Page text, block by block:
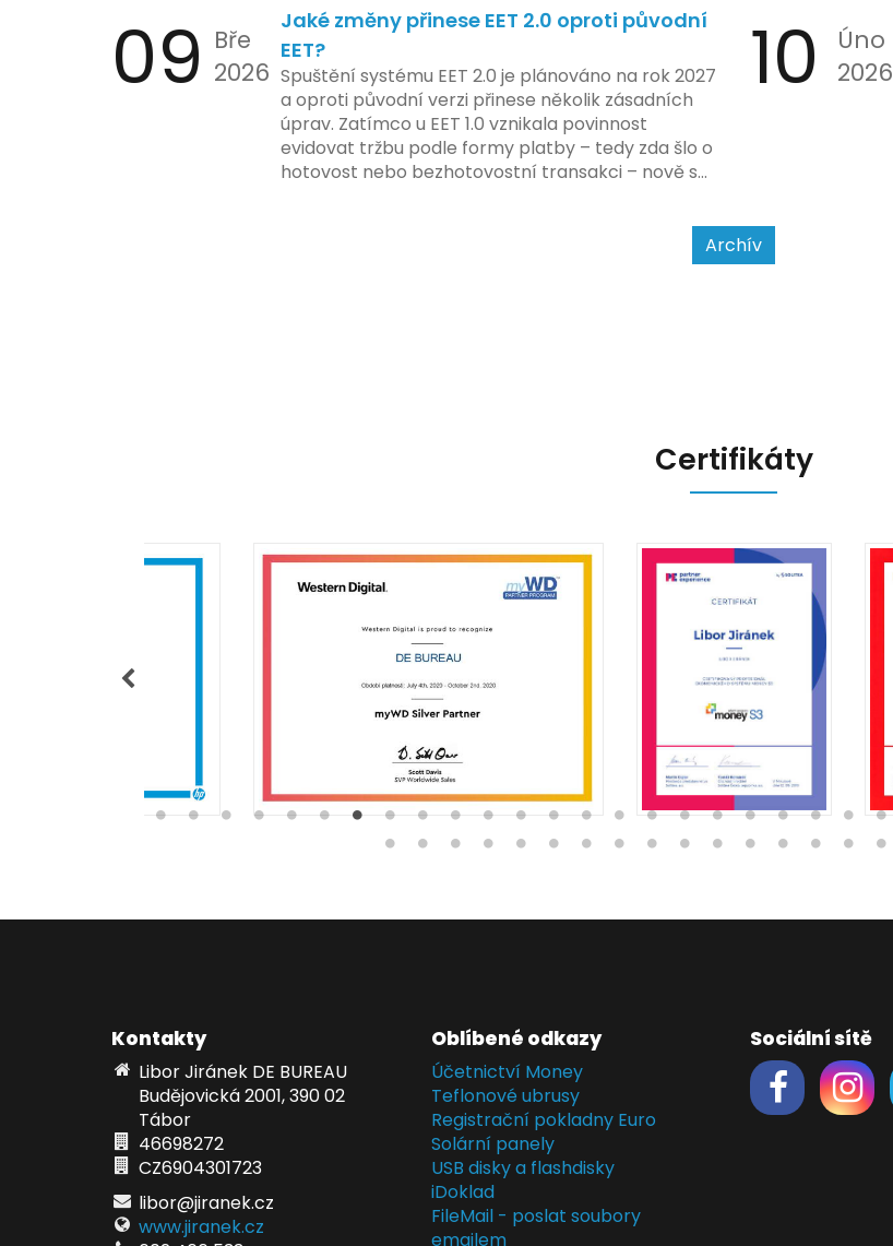
stávající majitele domén při aktualizaci jejich údajů.
09 Bře
2026
Jaké změny přinese EET 2.0 oproti původní
EET?
Spuštění systému EET 2.0 je plánováno na rok 2027
a oproti původní verzi přinese několik zásadních
úprav. Zatímco u EET 1.0 vznikala povinnost
evidovat tržbu podle formy platby – tedy zda šlo o
hotovost nebo bezhotovostní transakci – nově se
10
Úno
2026
Archív
Certifikáty
Kontakty
Libor Jiránek DE BUREAU
Budějovická 2001, 390 02
Tábor
46698272
CZ6904301723
libor@jiranek.cz
www.jiranek.cz
Oblíbené odkazy
Účetnictví Money
Teflonové ubrusy
Registrační pokladny Euro
Solární panely
USB disky a flashdisky
iDoklad
FileMail - poslat soubory
emailem
Sociální sítě